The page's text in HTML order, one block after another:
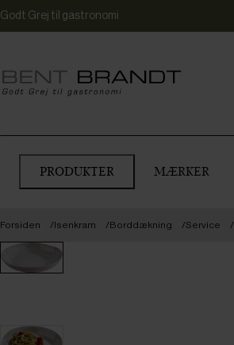
Godt Grej til gastronomi
PRODUKTER MÆRKER
Forsiden Isenkram Borddækning Service